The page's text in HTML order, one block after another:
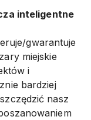
inteligentne
gwarantuje
miejskie
i
bardziej
nasz